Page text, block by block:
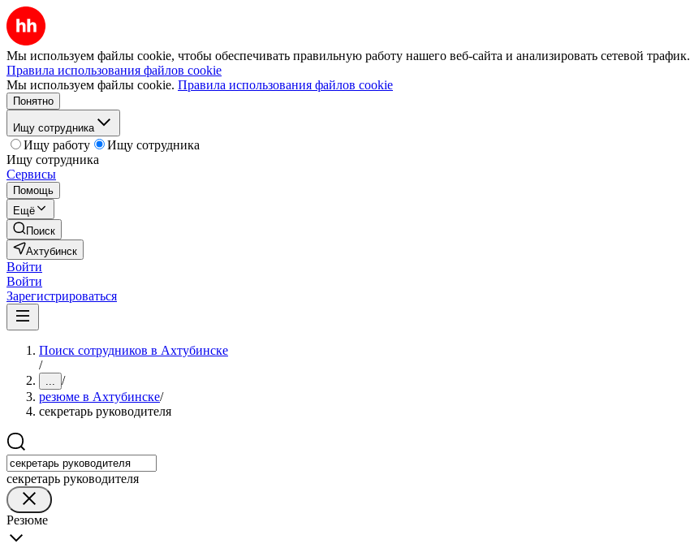
Мы используем файлы cookie, чтобы обеспечивать правильную работу нашего веб-сайта и анализировать сетевой трафик.
Правила использования файлов cookie
Мы используем файлы cookie. Правила использования файлов cookie
Понятно
Ищу сотрудника
Ищу работу
Ищу сотрудника
Ищу сотрудника
Сервисы
Помощь
Ещё
Поиск
Ахтубинск
Войти
Войти
Зарегистрироваться
Поиск сотрудников в Ахтубинске
/
... /
резюме в Ахтубинске/
секретарь руководителя
секретарь руководителя
Резюме